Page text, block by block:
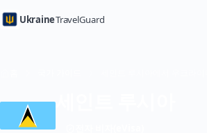
UkraineTravelGuard